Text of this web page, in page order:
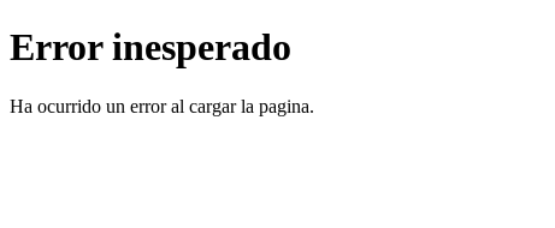
Error inesperado
Ha ocurrido un error al cargar la pagina.